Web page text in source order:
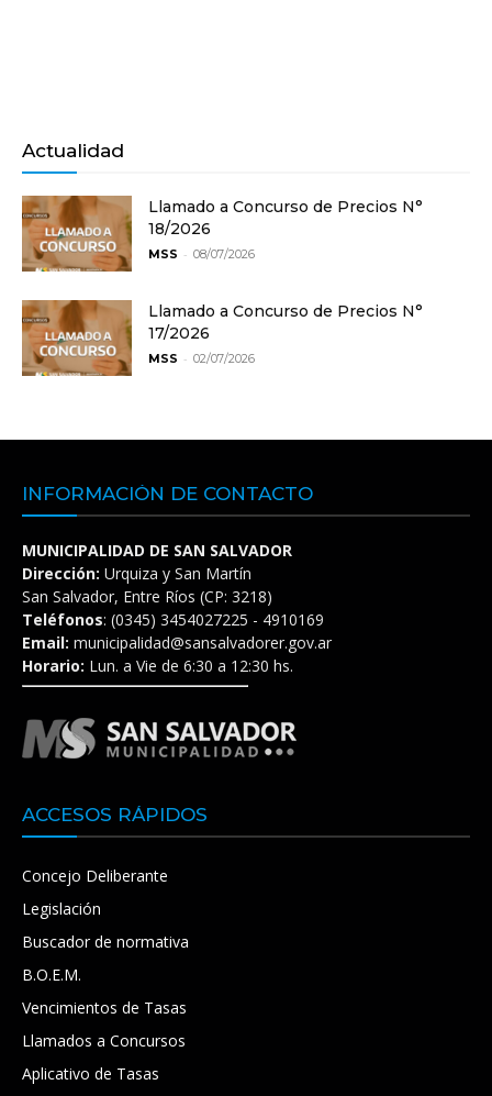
Actualidad
Llamado a Concurso de Precios N°
18/2026
MSS - 08/07/2026
Llamado a Concurso de Precios N°
17/2026
MSS - 02/07/2026
INFORMACIÓN DE CONTACTO
MUNICIPALIDAD DE SAN SALVADOR
Dirección: Urquiza y San Martín
San Salvador, Entre Ríos (CP: 3218)
Teléfonos: (0345) 3454027225 - 4910169
Email: municipalidad@sansalvadorer.gov.ar
Horario: Lun. a Vie de 6:30 a 12:30 hs.
ACCESOS RÁPIDOS
Concejo Deliberante
Legislación
Buscador de normativa
B.O.E.M.
Vencimientos de Tasas
Llamados a Concursos
Aplicativo de Tasas